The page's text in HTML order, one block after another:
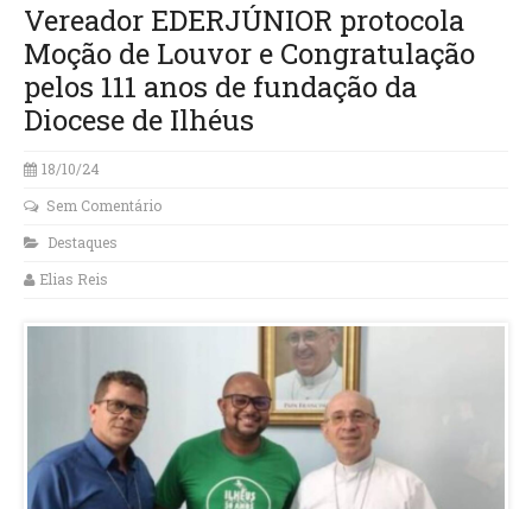
Vereador EDERJÚNIOR protocola
Moção de Louvor e Congratulação
pelos 111 anos de fundação da
Diocese de Ilhéus
18/10/24
Sem Comentário
Destaques
Elias Reis